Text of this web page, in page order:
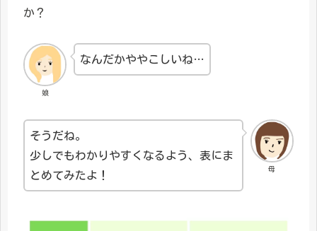
か？
娘
なんだかややこしいね…
母
そうだね。
少しでもわかりやすくなるよう、表にま
とめてみたよ！